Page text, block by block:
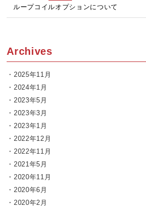
ループコイルオプションについて
Archives
2025年11月
2024年1月
2023年5月
2023年3月
2023年1月
2022年12月
2022年11月
2021年5月
2020年11月
2020年6月
2020年2月